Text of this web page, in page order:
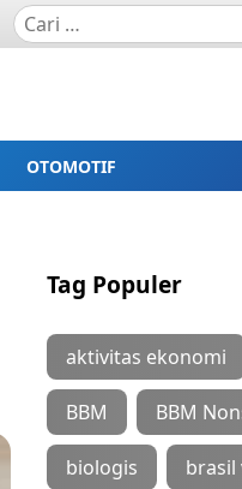
OTOMOTIF
Tag Populer
aktivitas ekonomi
BBM BBM
biologis brasil